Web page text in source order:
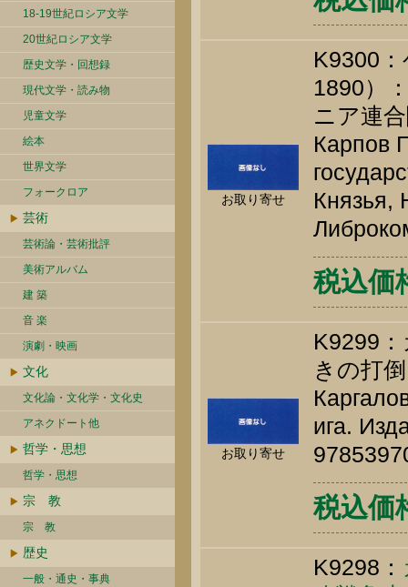
18-19世紀ロシア文学
20世紀ロシア文学
歴史文学・回想録
現代文学・読み物
児童文学
絵本
世界文学
フォークロア
芸術
芸術論・芸術批評
美術アルバム
建 築
音 楽
演劇・映画
文化
文化論・文化学・文化史
アネクドート他
哲学・思想
哲学・思想
宗 教
宗 教
歴史
一般・通史・事典
お取り寄せ
K9300
1890）
ニア連
Карпов
Князья,
税込価
お取り寄せ
K9299
きの打
ига.
税込価
K9298：